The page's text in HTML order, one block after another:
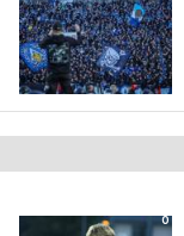
0